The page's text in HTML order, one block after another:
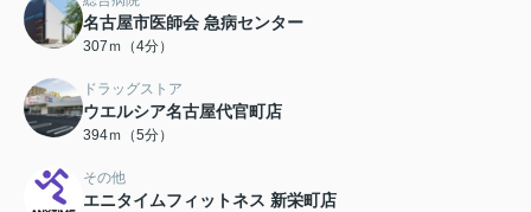
名古屋市医師会 急病センター
307ｍ（4分）
ドラッグストア
ウエルシア名古屋代官町店
394ｍ（5分）
その他
エニタイムフィットネス 新栄町店